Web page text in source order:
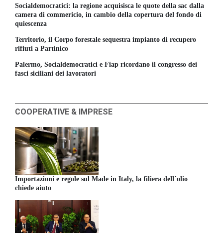
Socialdemocratici: la regione acquisisca le quote della sac dalla
camera di commericio, in cambio della copertura del fondo di
quiescenza
Territorio, il Corpo forestale sequestra impianto di recupero
rifiuti a Partinico
Palermo, Socialdemocratici e Fiap ricordano il congresso dei
fasci siciliani dei lavoratori
COOPERATIVE & IMPRESE
Importazioni e regole sul Made in Italy, la filiera dell´olio
chiede aiuto